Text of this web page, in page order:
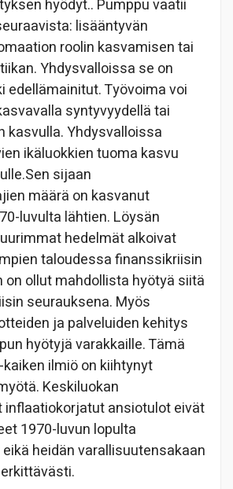
hyödyt.. Pumppu vaatii
lisääntyvän
roolin kasvamisen tai
Yhdysvalloissa se on
edellämainitut. Työvoima voi
syntyvyydellä tai
kasvulla. Yhdysvalloissa
ikäluokkien tuoma kasvu
sijaan
määrä on kasvanut
luvulta lähtien. Löysän
hedelmät alkoivat
taloudessa finanssikriisin
on ollut mahdollista hyötyä siitä
seurauksena. Myös
ja palveluiden kehitys
hyötyjä varakkaille. Tämä
ilmiö on kiihtynyt
Keskiluokan
inflaatiokorjatut ansiotulot eivät
1970-luvun lopulta
heidän varallisuutensakaan